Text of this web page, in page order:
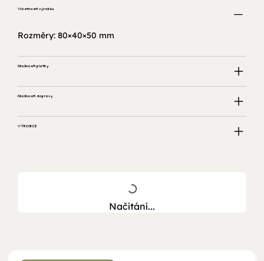
Vlastnosti výrobku
Rozměry: 80×40×50 mm
Možnosti platby
Možnosti dopravy
VÝROBCE
Načítání...